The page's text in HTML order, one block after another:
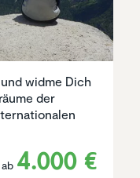
widme Dich
der
ab 4.000 €